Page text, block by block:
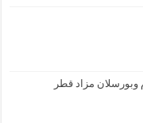
مزاد قطر